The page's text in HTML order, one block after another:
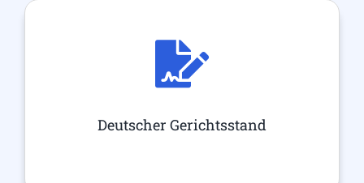
Deutscher Gerichtsstand